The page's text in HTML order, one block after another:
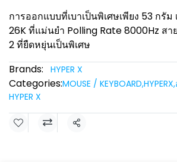
การออกแบบที่เบาเป็นพิเศษเพียง 53 กรัม
26K ที่แม่นยำ Polling Rate 8000Hz สา
2 ที่ยืดหยุ่นเป็นพิเศษ
Brands:
HYPER X
Categories:MOUSE / KEYBOARD,HYPERX,
HYPER X
Share